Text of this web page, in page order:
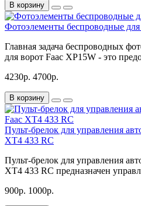
В корзину
Фотоэлементы беспроводные
Главная задача беспроводных
для ворот Faac XP15W - это
4230р. 4700р.
В корзину
Пульт-брелок для управления
XT4 433 RC
Пульт-брелок для управления
XT4 433 RC предназначен
900р. 1000р.